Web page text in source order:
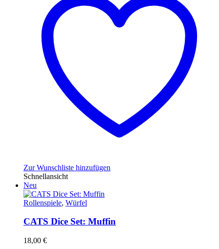
Zur Wunschliste hinzufügen
Schnellansicht
Neu
Rollenspiele, Würfel
CATS Dice Set: Muffin
18,00 €